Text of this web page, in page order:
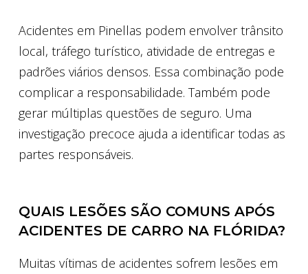
Acidentes em Pinellas podem envolver trânsito
local, tráfego turístico, atividade de entregas e
padrões viários densos. Essa combinação pode
complicar a responsabilidade. Também pode
gerar múltiplas questões de seguro. Uma
investigação precoce ajuda a identificar todas as
partes responsáveis.
QUAIS LESÕES SÃO COMUNS APÓS
ACIDENTES DE CARRO NA FLÓRIDA?
Muitas vítimas de acidentes sofrem lesões em